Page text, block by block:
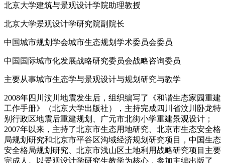
北京大学建筑与景观设计学院助理教授
北京大学景观设计学研究院副院长
中国城市规划学会城市生态规划学术委员会委员
中国国际城市化发展战略研究委员会战略咨询委员
主要从事城市生态学与景观设计与规划研究与教学
2008年四川汶川地震发生后，组织编写了《和谐生态家园重建
工作手册》（北京大学出版社），主持完成四川省汶川卧龙特
别行政区地震后重建规划、广元市北街小学重建景观设计；
2007年以来，主持了北京市生态用地研究、北京市生态安全格
局规划研究和北京市平谷区沟域经济规划研究项目，中国生态
安全格局规划研究、北京市浅山区土地利用战略研究项目主要
完成人。以景观设计学研究生教学为核心，参加主编出版了